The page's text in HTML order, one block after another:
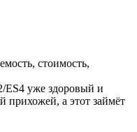
стоимость,
уже здоровый и
прихожей, а этот займёт